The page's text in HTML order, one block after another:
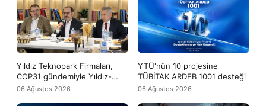
Yıldız Teknopark Firmaları,
COP31 gündemiyle Yıldız-
Tech buluşmasında bir araya
06 Ağustos 2026
YTÜ'nün 10 projesine
TÜBİTAK ARDEB 1001 desteği
06 Ağustos 2026